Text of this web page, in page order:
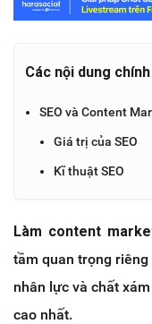
Các nội dung chính
SEO và Content
Giá trị của SEO
Kĩ thuật SEO
Làm content
tầm quan trọng
nhân lực và chất
cao nhất.